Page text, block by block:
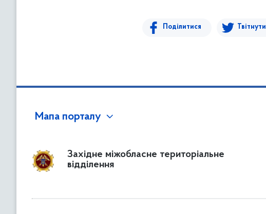
Поділитися Твітнути
Мапа порталу
Західне міжобласне територіальне
відділення